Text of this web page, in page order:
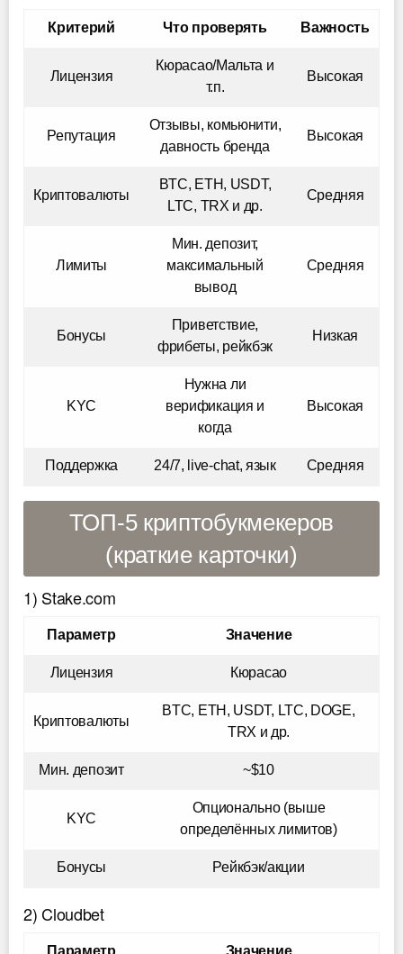
Критерий Что проверять Важность
Лицензия
Кюрасао/Мальта и
т.п.
Высокая
Репутация
Отзывы, комьюнити,
давность бренда
Высокая
Криптовалюты
BTC, ETH, USDT,
LTC, TRX и др.
Средняя
Лимиты
Мин. депозит,
максимальный
вывод
Средняя
Бонусы
Приветствие,
фрибеты, рейкбэк
Низкая
KYC
Нужна ли
верификация и
когда
Высокая
Поддержка 24/7, live-chat, язык Средняя
ТОП-5 криптобукмекеров
(краткие карточки)
1) Stake.com
Параметр Значение
Лицензия Кюрасао
Криптовалюты
BTC, ETH, USDT, LTC, DOGE,
TRX и др.
Мин. депозит ~$10
KYC
Опционально (выше
определённых лимитов)
Бонусы Рейкбэк/акции
2) Cloudbet
Параметр Значение